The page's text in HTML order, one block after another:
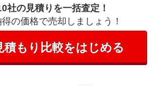
社の見積りを一括査定！
の価格で売却しましょう！
積もり比較をはじめる